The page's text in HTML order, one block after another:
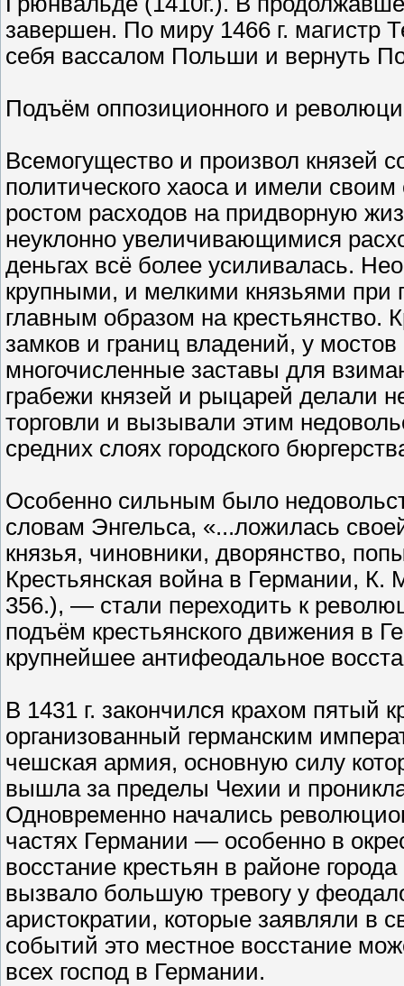
завершен. По миру 1466 г. магистр
себя вассалом Польши и вернуть
Подъём оппозиционного и
Всемогущество и произвол князей
политического хаоса и имели
ростом расходов на придворную
неуклонно увеличивающимися
деньгах всё более усиливалась.
крупными, и мелкими князьями при
главным образом на крестьянство.
замков и границ владений, у
многочисленные заставы для
грабежи князей и рыцарей делали
торговли и вызывали этим
средних слоях городского
Особенно сильным было
словам Энгельса, «...ложилась
князья, чиновники, дворянство,
Крестьянская война в Германии, К.
356.), — стали переходить к
подъём крестьянского движения в
крупнейшее антифеодальное
В 1431 г. закончился крахом пятый
организованный германским
чешская армия, основную силу
вышла за пределы Чехии и
Одновременно начались
частях Германии — особенно в
восстание крестьян в районе
вызвало большую тревогу у
аристократии, которые заявляли в
событий это местное восстание
всех господ в Германии.